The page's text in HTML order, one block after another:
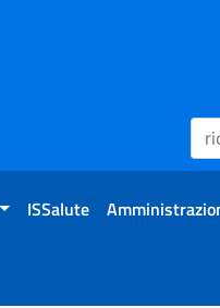
ISSalute